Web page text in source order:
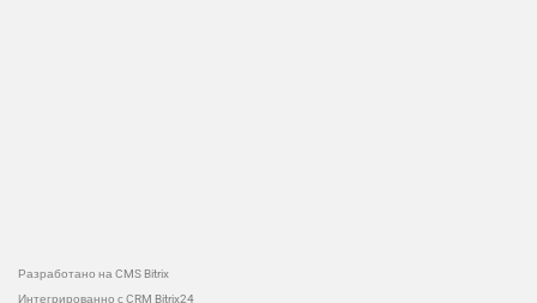
Разработано на CMS Bitrix
Интегрированно с CRM Bitrix24